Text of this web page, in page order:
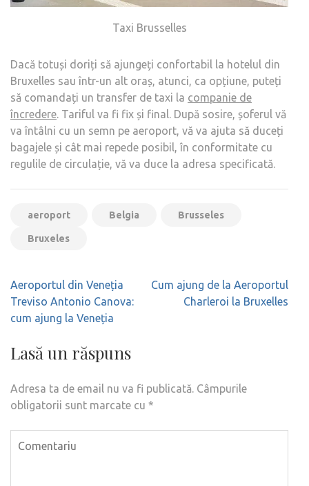
Taxi Brusselles
Dacă totuși doriți să ajungeți confortabil la hotelul din
Bruxelles sau într-un alt oraș, atunci, ca opțiune, puteți
să comandați un transfer de taxi la companie de
încredere. Tariful va fi fix și final. După sosire, șoferul vă
va întâlni cu un semn pe aeroport, vă va ajuta să duceți
bagajele și cât mai repede posibil, în conformitate cu
regulile de circulație, vă va duce la adresa specificată.
aeroport Belgia Brusseles
Bruxeles
Navigare
în
articole
Aeroportul din Veneția
Treviso Antonio Canova:
cum ajung la Veneția
Cum ajung de la Aeroportul
Charleroi la Bruxelles
Lasă un răspuns
Adresa ta de email nu va fi publicată. Câmpurile
obligatorii sunt marcate cu *